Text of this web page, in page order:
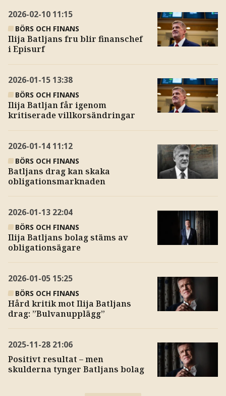
2026-02-10 11:15
BÖRS OCH FINANS
Ilija Batljans fru blir finanschef
i Episurf
2026-01-15 13:38
BÖRS OCH FINANS
Ilija Batljan får igenom
kritiserade villkorsändringar
2026-01-14 11:12
BÖRS OCH FINANS
Batljans drag kan skaka
obligationsmarknaden
2026-01-13 22:04
BÖRS OCH FINANS
Ilija Batljans bolag stäms av
obligationsägare
2026-01-05 15:25
BÖRS OCH FINANS
Hård kritik mot Ilija Batljans
drag: ”Bulvanupplägg”
2025-11-28 21:06
Positivt resultat – men
skulderna tynger Batljans bolag